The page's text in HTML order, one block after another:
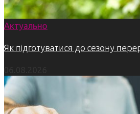
Актуально
Як підготуватися до сезону